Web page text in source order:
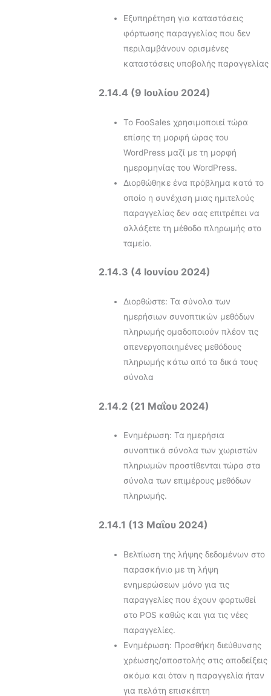
Εξυπηρέτηση για καταστάσεις
φόρτωσης παραγγελίας που δεν
περιλαμβάνουν ορισμένες
καταστάσεις υποβολής παραγγελίας
2.14.4 (9 Ιουλίου 2024)
Το FooSales χρησιμοποιεί τώρα
επίσης τη μορφή ώρας του
WordPress μαζί με τη μορφή
ημερομηνίας του WordPress.
Διορθώθηκε ένα πρόβλημα κατά το
οποίο η συνέχιση μιας ημιτελούς
παραγγελίας δεν σας επιτρέπει να
αλλάξετε τη μέθοδο πληρωμής στο
ταμείο.
2.14.3 (4 Ιουνίου 2024)
Διορθώστε: Τα σύνολα των
ημερήσιων συνοπτικών μεθόδων
πληρωμής ομαδοποιούν πλέον τις
απενεργοποιημένες μεθόδους
πληρωμής κάτω από τα δικά τους
σύνολα
2.14.2 (21 Μαΐου 2024)
Ενημέρωση: Τα ημερήσια
συνοπτικά σύνολα των χωριστών
πληρωμών προστίθενται τώρα στα
σύνολα των επιμέρους μεθόδων
πληρωμής.
2.14.1 (13 Μαΐου 2024)
Βελτίωση της λήψης δεδομένων στο
παρασκήνιο με τη λήψη
ενημερώσεων μόνο για τις
παραγγελίες που έχουν φορτωθεί
στο POS καθώς και για τις νέες
παραγγελίες.
Ενημέρωση: Προσθήκη διεύθυνσης
χρέωσης/αποστολής στις αποδείξεις
ακόμα και όταν η παραγγελία ήταν
για πελάτη επισκέπτη